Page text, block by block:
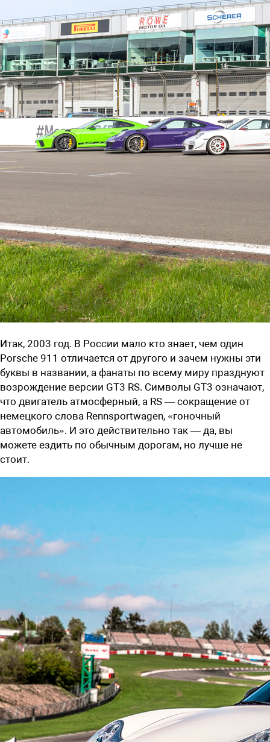
Итак, 2003 год. В России мало кто знает, чем один
Porsche 911 отличается от другого и зачем нужны эти
буквы в названии, а фанаты по всему миру празднуют
возрождение версии GT3 RS. Символы GT3 означают,
что двигатель атмосферный, а RS — сокращение от
немецкого слова Rennsportwagen, «гоночный
автомобиль». И это действительно так — да, вы
можете ездить по обычным дорогам, но лучше не
стоит.